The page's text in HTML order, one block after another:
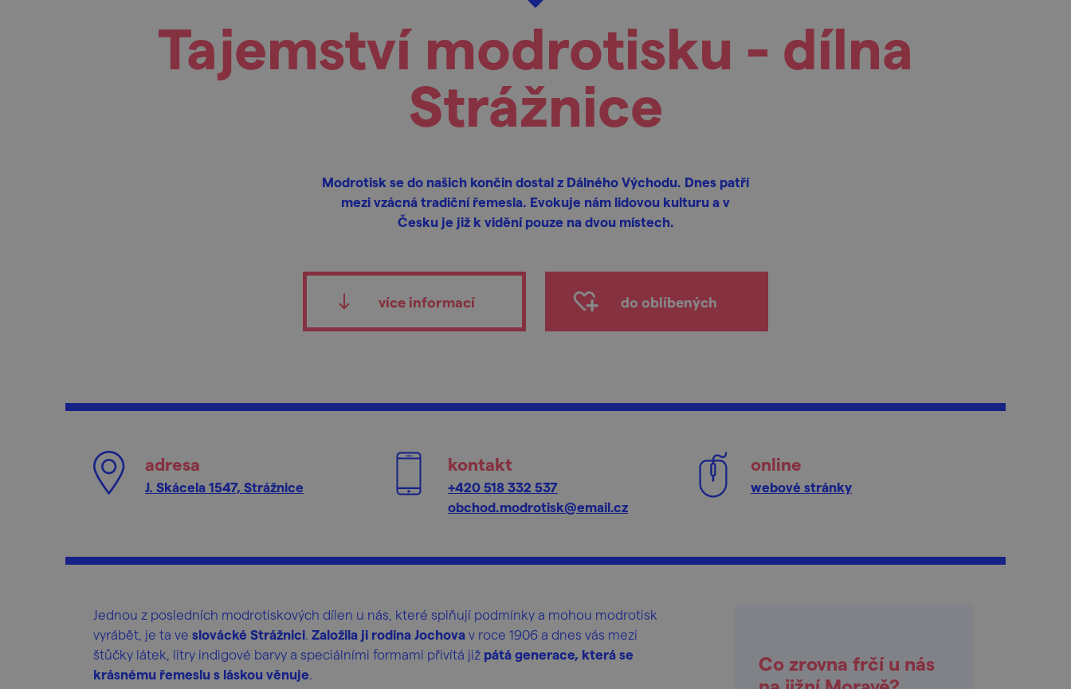
Tajemství modrotisku - dílna
Strážnice
Modrotisk se do našich končin dostal z Dálného Východu. Dnes patří
mezi vzácná tradiční řemesla. Evokuje nám lidovou kulturu a v
Česku je již k vidění pouze na dvou místech.
více informací do oblíbených
adresa
J. Skácela 1547, Strážnice
kontakt
+420 518 332 537
obchod.modrotisk@email.cz
online
webové stránky
Jednou z posledních modrotiskových dílen u nás, které splňují podmínky a mohou modrotisk
vyrábět, je ta ve slovácké Strážnici. Založila ji rodina Jochova v roce 1906 a dnes vás mezi
štůčky látek, litry indigové barvy a speciálními formami přivítá již pátá generace, která se
krásnému řemeslu s láskou věnuje.
Co zrovna frčí u nás